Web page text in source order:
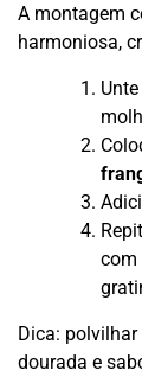
A montagem
harmoniosa,
com
Dica: polvilhar
dourada e